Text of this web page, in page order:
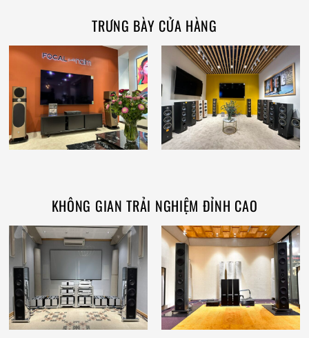
TRƯNG BÀY CỬA HÀNG
KHÔNG GIAN TRẢI NGHIỆM ĐỈNH CAO